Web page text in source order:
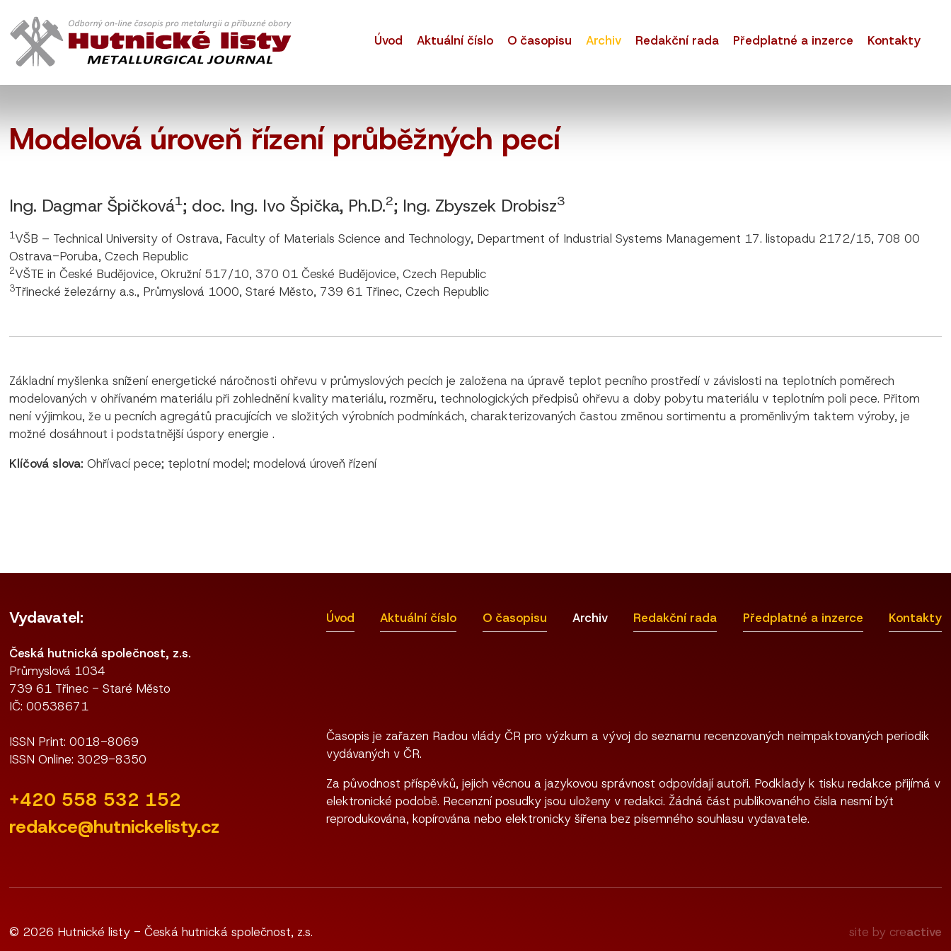
Úvod Aktuální číslo O časopisu Archiv Redakční rada Předplatné a inzerce Kontakty
Modelová úroveň řízení průběžných pecí
Ing. Dagmar Špičková1; doc. Ing. Ivo Špička, Ph.D.2; Ing. Zbyszek Drobisz3
1VŠB – Technical University of Ostrava, Faculty of Materials Science and Technology, Department of Industrial Systems Management 17. listopadu 2172/15, 708 00
Ostrava-Poruba, Czech Republic
2VŠTE in České Budějovice, Okružní 517/10, 370 01 České Budějovice, Czech Republic
3Třinecké železárny a.s., Průmyslová 1000, Staré Město, 739 61 Třinec, Czech Republic
Základní myšlenka snížení energetické náročnosti ohřevu v průmyslových pecích je založena na úpravě teplot pecního prostředí v závislosti na teplotních poměrech
modelovaných v ohřívaném materiálu při zohlednění kvality materiálu, rozměru, technologických předpisů ohřevu a doby pobytu materiálu v teplotním poli pece. Přitom
není výjimkou, že u pecních agregátů pracujících ve složitých výrobních podmínkách, charakterizovaných častou změnou sortimentu a proměnlivým taktem výroby, je
možné dosáhnout i podstatnější úspory energie .
Klíčová slova: Ohřívací pece; teplotní model; modelová úroveň řízení
Úvod Aktuální číslo O časopisu Archiv Redakční rada Předplatné a inzerce Kontakty
Časopis je zařazen Radou vlády ČR pro výzkum a vývoj do seznamu recenzovaných neimpaktovaných periodik
vydávaných v ČR.
Za původnost příspěvků, jejich věcnou a jazykovou správnost odpovídají autoři. Podklady k tisku redakce přijímá v
elektronické podobě. Recenzní posudky jsou uloženy v redakci. Žádná část publikovaného čísla nesmí být
reprodukována, kopírována nebo elektronicky šířena bez písemného souhlasu vydavatele.
Vydavatel:
Česká hutnická společnost, z.s.
Průmyslová 1034
739 61 Třinec - Staré Město
IČ: 00538671
ISSN Print: 0018-8069
ISSN Online: 3029-8350
+420 558 532 152
redakce@hutnickelisty.cz
© 2026 Hutnické listy - Česká hutnická společnost, z.s. site by creactive